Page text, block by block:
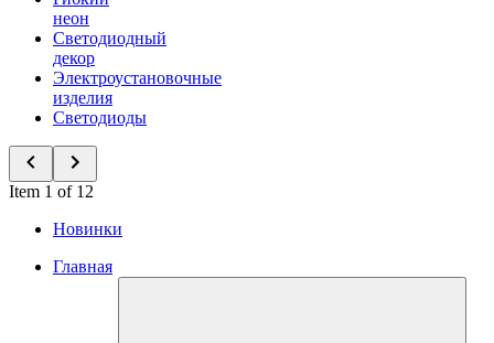
неон
Светодиодный
декор
Электроустановочные
изделия
Светодиоды
Item 1 of 12
Новинки
Главная